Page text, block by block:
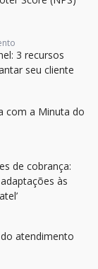
3 recursos
seu cliente
com a Minuta do
de cobrança:
às
atendimento